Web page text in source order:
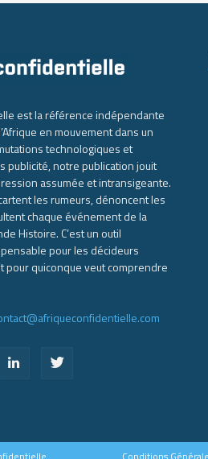
est la référence indépendante
en mouvement dans un
technologiques et
publicité, notre publication jouit
assumée et intransigeante.
les rumeurs, dénoncent les
chaque événement de la
Histoire. C’est un outil
pour les décideurs
pour quiconque veut comprendre